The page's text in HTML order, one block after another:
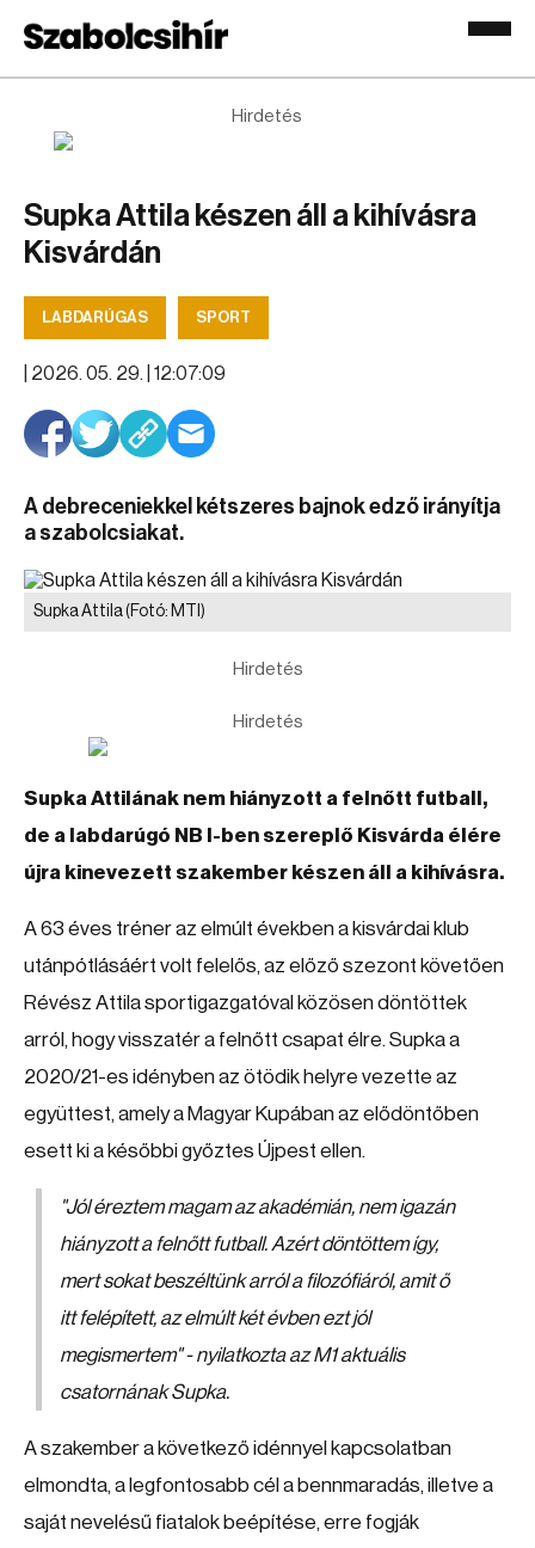
Hirdetés
Supka Attila készen áll a kihívásra
Kisvárdán
LABDARÚGÁS SPORT
2026. 05. 29. | 12:07:09
A debreceniekkel kétszeres bajnok edző irányítja
a szabolcsiakat.
Supka Attila(Fotó: MTI)
Hirdetés
Hirdetés
Supka Attilának nem hiányzott a felnőtt futball,
de a labdarúgó NB I-ben szereplő Kisvárda élére
újra kinevezett szakember készen áll a kihívásra.
A 63 éves tréner az elmúlt években a kisvárdai klub
utánpótlásáért volt felelős, az előző szezont követően
Révész Attila sportigazgatóval közösen döntöttek
arról, hogy visszatér a felnőtt csapat élre. Supka a
2020/21-es idényben az ötödik helyre vezette az
együttest, amely a Magyar Kupában az elődöntőben
esett ki a későbbi győztes Újpest ellen.
"Jól éreztem magam az akadémián, nem igazán
hiányzott a felnőtt futball. Azért döntöttem így,
mert sokat beszéltünk arról a filozófiáról, amit ő
itt felépített, az elmúlt két évben ezt jól
megismertem"- nyilatkozta az M1 aktuális
csatornának Supka.
A szakember a következő idénnyel kapcsolatban
elmondta, a legfontosabb cél a bennmaradás, illetve a
saját nevelésű fiatalok beépítése, erre fogják